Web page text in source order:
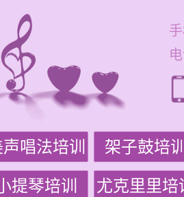
唱法培训 架子鼓培训
提琴培训 尤克里里培